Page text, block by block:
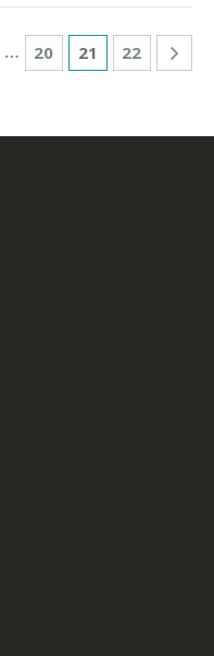
… 20 21 22